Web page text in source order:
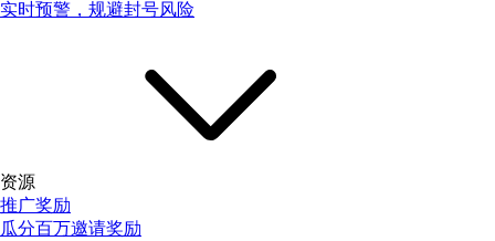
实时预警，规避封号风险
资源
推广奖励
瓜分百万邀请奖励